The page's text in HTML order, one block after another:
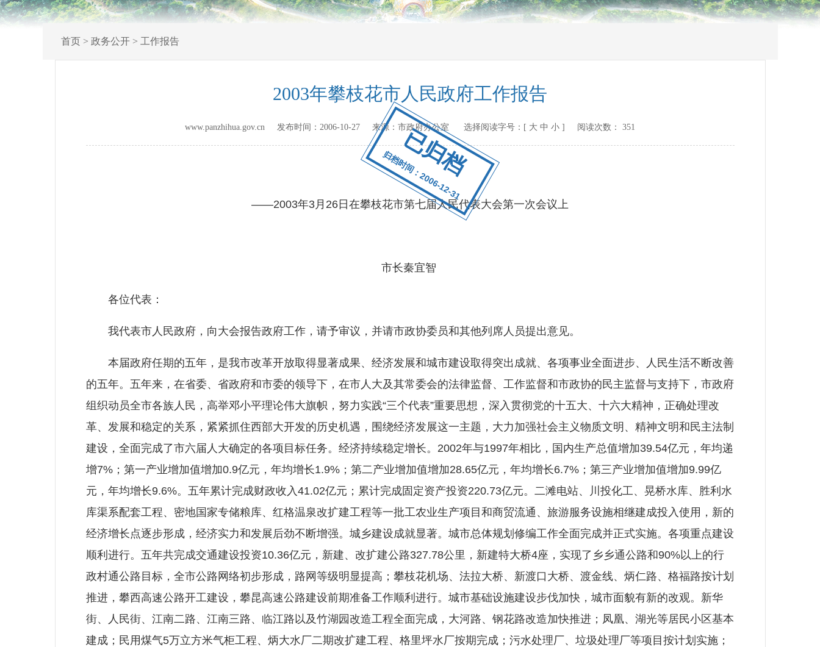
已归档
归档时间：2006-12-31
首页> 政务公开> 工作报告
2003年攀枝花市人民政府工作报告
www.panzhihua.gov.cn 发布时间： 2006-10-27 来源： 市政府办公室 选择阅读字号：[ 大 中 小 ] 阅读次数： 351
——2003年3月26日在攀枝花市第七届人民代表大会第一次会议上
市长秦宜智
各位代表：
我代表市人民政府，向大会报告政府工作，请予审议，并请市政协委员和其他列席人员提出意见。
本届政府任期的五年，是我市改革开放取得显著成果、经济发展和城市建设取得突出成就、各项事业全面进步、人民生活不断改善
的五年。五年来，在省委、省政府和市委的领导下，在市人大及其常委会的法律监督、工作监督和市政协的民主监督与支持下，市政府
组织动员全市各族人民，高举邓小平理论伟大旗帜，努力实践“三个代表”重要思想，深入贯彻党的十五大、十六大精神，正确处理改
革、发展和稳定的关系，紧紧抓住西部大开发的历史机遇，围绕经济发展这一主题，大力加强社会主义物质文明、精神文明和民主法制
建设，全面完成了市六届人大确定的各项目标任务。经济持续稳定增长。2002年与1997年相比，国内生产总值增加39.54亿元，年均递
增7%；第一产业增加值增加0.9亿元，年均增长1.9%；第二产业增加值增加28.65亿元，年均增长6.7%；第三产业增加值增加9.99亿
元，年均增长9.6%。五年累计完成财政收入41.02亿元；累计完成固定资产投资220.73亿元。二滩电站、川投化工、晃桥水库、胜利水
库渠系配套工程、密地国家专储粮库、红格温泉改扩建工程等一批工农业生产项目和商贸流通、旅游服务设施相继建成投入使用，新的
经济增长点逐步形成，经济实力和发展后劲不断增强。城乡建设成就显著。城市总体规划修编工作全面完成并正式实施。各项重点建设
顺利进行。五年共完成交通建设投资10.36亿元，新建、改扩建公路327.78公里，新建特大桥4座，实现了乡乡通公路和90%以上的行
政村通公路目标，全市公路网络初步形成，路网等级明显提高；攀枝花机场、法拉大桥、新渡口大桥、渡金线、炳仁路、格福路按计划
推进，攀西高速公路开工建设，攀昆高速公路建设前期准备工作顺利进行。城市基础设施建设步伐加快，城市面貌有新的改观。新华
街、人民街、江南二路、江南三路、临江路以及竹湖园改造工程全面完成，大河路、钢花路改造加快推进；凤凰、湖光等居民小区基本
建成；民用煤气5万立方米气柜工程、炳大水厂二期改扩建工程、格里坪水厂按期完成；污水处理厂、垃圾处理厂等项目按计划实施；